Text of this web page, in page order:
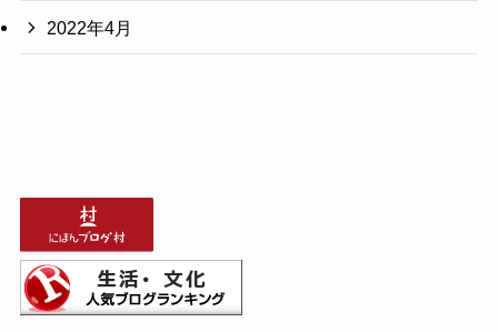
2022年4月